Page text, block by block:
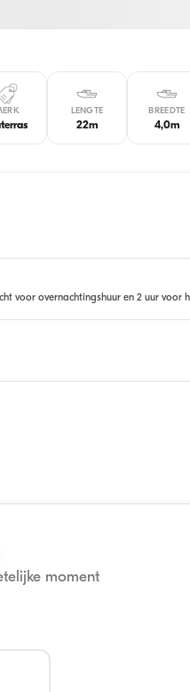
LENGTE
22m
BREEDTE
4,0m
voor overnachtingshuur en 2 uur voor
moment